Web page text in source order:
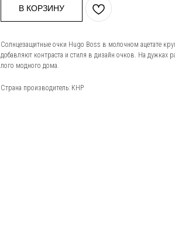
В КОРЗИНУ
Солнцезащитные очки Hugo Boss в молочном ацетате
добавляют контраста и стиля в дизайн очков. На дужках
лого модного дома.
Страна производитель: КНР